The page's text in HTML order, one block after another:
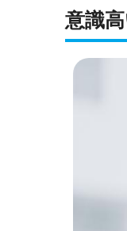
意識